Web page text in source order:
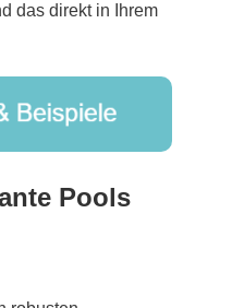
das direkt in Ihrem
Pools